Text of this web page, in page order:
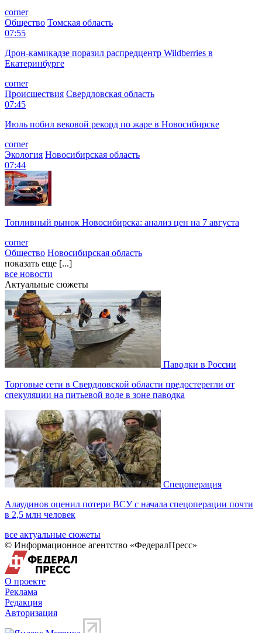
corner
Общество Томская область
07:55
Дрон-камикадзе поразил распредцентр Wildberries в
Екатеринбурге
corner
Происшествия Свердловская область
07:45
Июль побил вековой рекорд по жаре в Новосибирске
corner
Экология Новосибирская область
07:44
Топливный рынок Новосибирска: анализ цен на 7 августа
corner
Общество Новосибирская область
показать еще [...]
все новости
Актуальные сюжеты
Паводки в России
Торговые сети в Свердловской области предостерегли от
спекуляции на питьевой воде в зоне паводка
Спецоперация
Алаудинов оценил потери ВСУ с начала спецоперации почти
в 2,5 млн человек
все актуальные сюжеты
© Информационное агентство «ФедералПресс»
О проекте
Реклама
Редакция
Авторизация